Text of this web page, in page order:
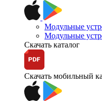
Модульные
Модульные
Скачать каталог
Скачать мобильный